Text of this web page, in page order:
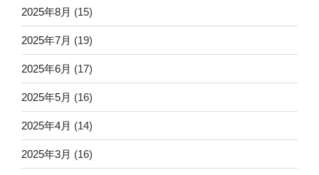
2025年8月 (15)
2025年7月 (19)
2025年6月 (17)
2025年5月 (16)
2025年4月 (14)
2025年3月 (16)